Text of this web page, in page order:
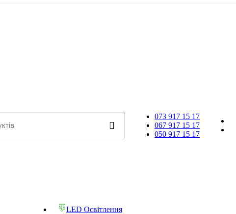
073 917 15 17
067 917 15 17
050 917 15 17
LED Освітлення